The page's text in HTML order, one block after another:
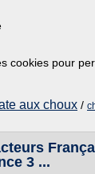
cookies pour
aux choux /
3 ...